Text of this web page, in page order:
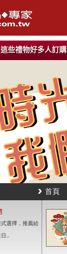
這些禮物好多人訂購
首頁
選擇，推薦給
..